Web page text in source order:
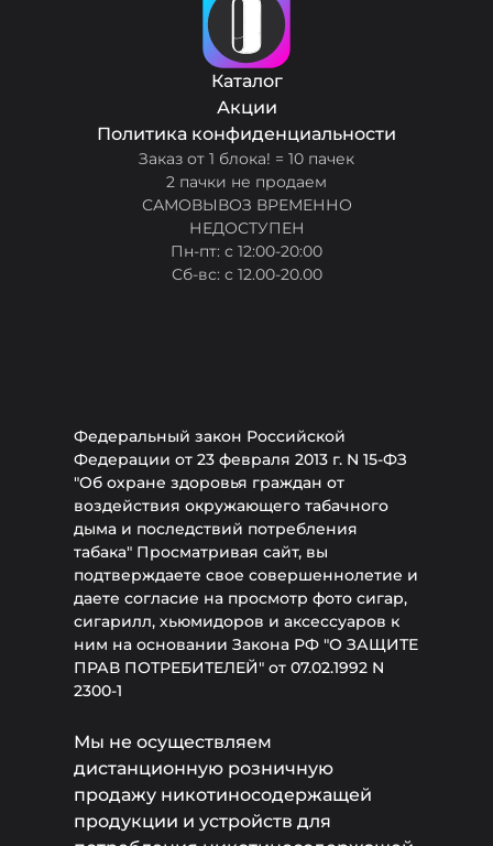
Каталог
Акции
Политика конфиденциальности
Заказ от 1 блока! = 10 пачек
2 пачки не продаем
САМОВЫВОЗ ВРЕМЕННО
НЕДОСТУПЕН
Пн-пт: с 12:00-20:00
Сб-вс: с 12.00-20.00
Федеральный закон Российской
Федерации от 23 февраля 2013 г. N 15-ФЗ
"Об охране здоровья граждан от
воздействия окружающего табачного
дыма и последствий потребления
табака" Просматривая сайт, вы
подтверждаете свое совершеннолетие и
даете согласие на просмотр фото сигар,
сигарилл, хьюмидоров и аксессуаров к
ним на основании Закона РФ "О ЗАЩИТЕ
ПРАВ ПОТРЕБИТЕЛЕЙ" от 07.02.1992 N
2300-1
Мы не осуществляем
дистанционную розничную
продажу никотиносодержащей
продукции и устройств для